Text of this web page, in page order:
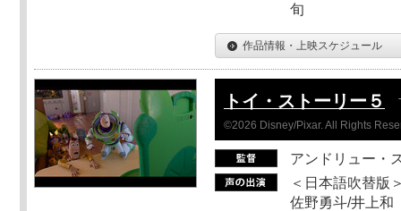
旬
作品情報・上映スケジュール
トイ・ストーリー５
©2026 Disney/Pixar. All Rights
アンドリュー・
＜日本語吹替版
佐野勇斗/井上和